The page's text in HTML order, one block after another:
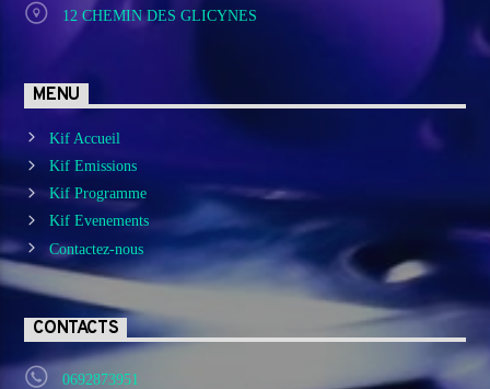
12 CHEMIN DES GLICYNES
MENU
Kif Accueil
Kif Emissions
Kif Programme
Kif Evenements
Contactez-nous
CONTACTS
0692873951